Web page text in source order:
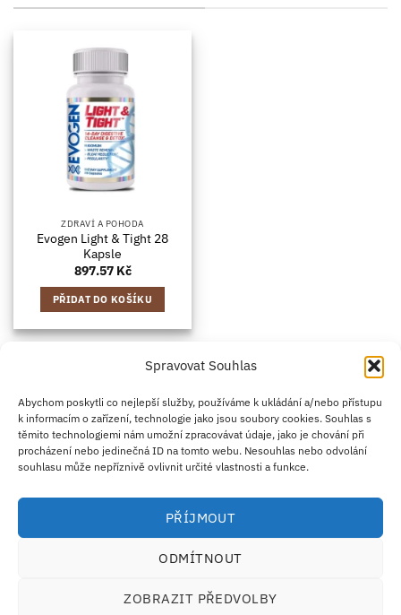
Spravovat Souhlas
Abychom poskytli co nejlepší služby, používáme k ukládání a/nebo přístupu
k informacím o zařízení, technologie jako jsou soubory cookies. Souhlas s
těmito technologiemi nám umožní zpracovávat údaje, jako je chování při
procházení nebo jedinečná ID na tomto webu. Nesouhlas nebo odvolání
souhlasu může nepříznivě ovlivnit určité vlastnosti a funkce.
PŘÍJMOUT
ODMÍTNOUT
ZOBRAZIT PŘEDVOLBY
ZDRAVÍ A POHODA
Evogen Light & Tight 28
Kapsle
897.57 Kč
PŘIDAT DO KOŠÍKU
Credit
Card
2
Klarna
Apple
Pay
Google
Pay
PayPal
ZÁSADY DOPRAVY
ZÁSADY VRÁCENÍ ZBOŽÍ
OBCHODNÍ PODMÍNKY
KONTAKT O NÁS B2B
IMPRINT
OMEZENÍ ODPOVĚDNOSTI
ZÁSADY COOKIES
Antim I Street, No. 14, fl. 2, law office, 1303 Sofia, Bulharsko
· Email:support@ecosupplements.eu
Česká obchodní inspekce (ČOI)· Řešení přeshraničních sporů: